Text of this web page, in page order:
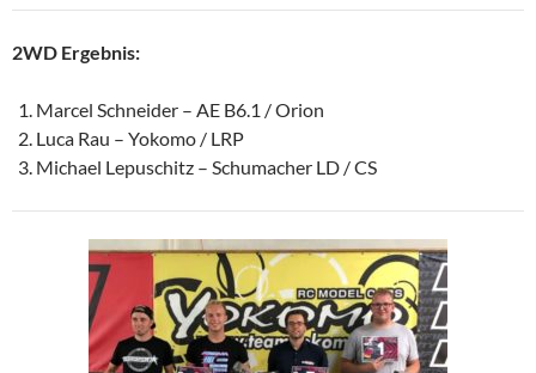
2WD Ergebnis:
Marcel Schneider – AE B6.1 / Orion
Luca Rau – Yokomo / LRP
Michael Lepuschitz – Schumacher LD / CS